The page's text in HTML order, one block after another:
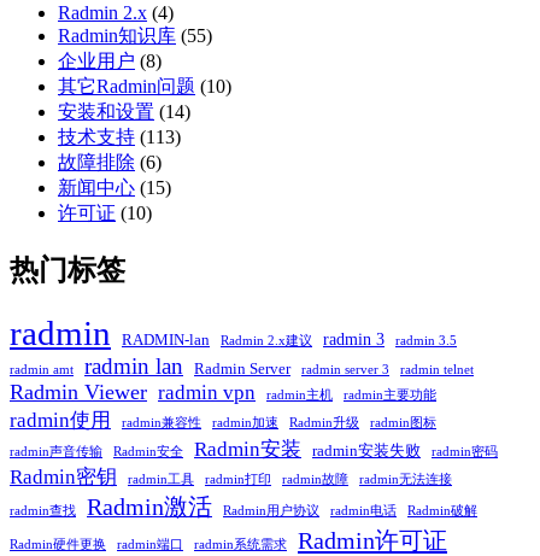
Radmin 2.x (4)
Radmin知识库 (55)
企业用户 (8)
其它Radmin问题 (10)
安装和设置 (14)
技术支持 (113)
故障排除 (6)
新闻中心 (15)
许可证 (10)
热门标签
radmin RADMIN-lan Radmin 2.x建议 radmin 3 radmin 3.5
radmin amt radmin lan Radmin Server radmin server 3 radmin telnet
Radmin Viewer radmin vpn radmin主机 radmin主要功能
radmin使用 radmin兼容性 radmin加速 Radmin升级 radmin图标
radmin声音传输 Radmin安全 Radmin安装 radmin安装失败 radmin密码
Radmin密钥 radmin工具 radmin打印 radmin故障 radmin无法连接
radmin查找 Radmin激活 Radmin用户协议 radmin电话 Radmin破解
Radmin硬件更换 radmin端口 radmin系统需求 Radmin许可证